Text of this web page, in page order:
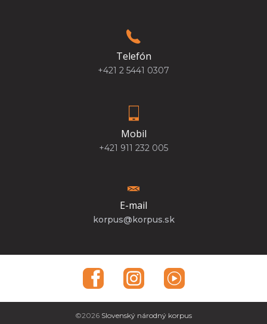
Telefón
+421 2 5441 0307
Mobil
+421 911 232 005
E-mail
korpus@korpus.sk
©2026 Slovenský národný korpus